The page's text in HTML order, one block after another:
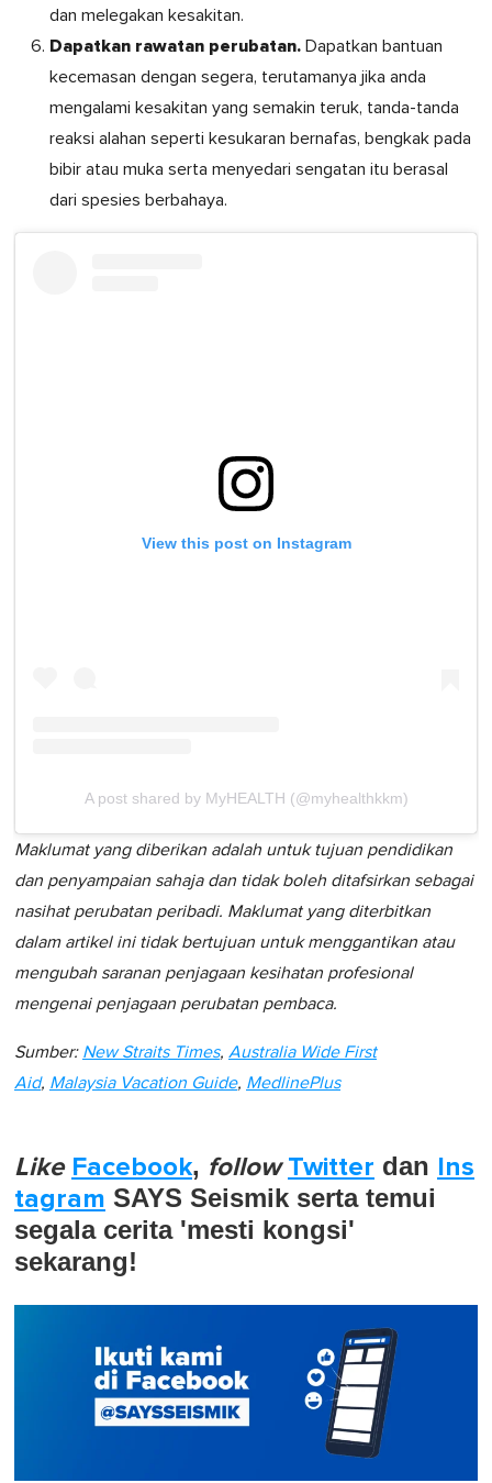
dan melegakan kesakitan.
Dapatkan rawatan perubatan. Dapatkan bantuan
kecemasan dengan segera, terutamanya jika anda
mengalami kesakitan yang semakin teruk, tanda-tanda
reaksi alahan seperti kesukaran bernafas, bengkak pada
bibir atau muka serta menyedari sengatan itu berasal
dari spesies berbahaya.
View this post on Instagram
A post shared by MyHEALTH (@myhealthkkm)
Maklumat yang diberikan adalah untuk tujuan pendidikan
dan penyampaian sahaja dan tidak boleh ditafsirkan sebagai
nasihat perubatan peribadi. Maklumat yang diterbitkan
dalam artikel ini tidak bertujuan untuk menggantikan atau
mengubah saranan penjagaan kesihatan profesional
mengenai penjagaan perubatan pembaca.
Sumber: New Straits Times, Australia Wide First
Aid, Malaysia Vacation Guide, MedlinePlus
Like Facebook, follow Twitter dan Ins
tagram SAYS Seismik serta temui
segala cerita 'mesti kongsi'
sekarang!